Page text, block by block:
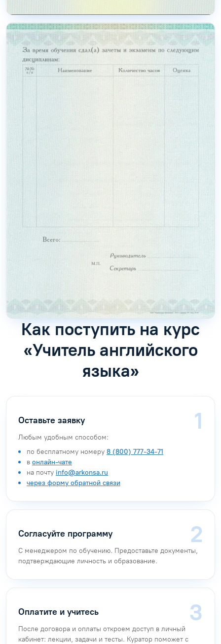
Как поступить на курс
«Учитель английского
языка»
Оставьте заявку
Любым удобным способом:
по бесплатному номеру 8 (800) 777-34-71
в онлайн-чате
на почту info@arkonsa.ru
через форму обратной связи
Согласуйте программу
С менеджером по обучению. Предоставьте документы,
подтверждающие личность и образование.
Оплатите и учитесь
После договора и оплаты откроем доступ в личный
кабинет: лекции, задачи и тесты. Куратор поможет с